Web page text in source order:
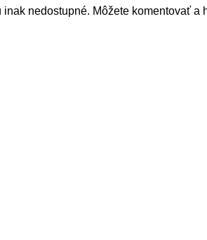
nedostupné. Môžete komentovať a